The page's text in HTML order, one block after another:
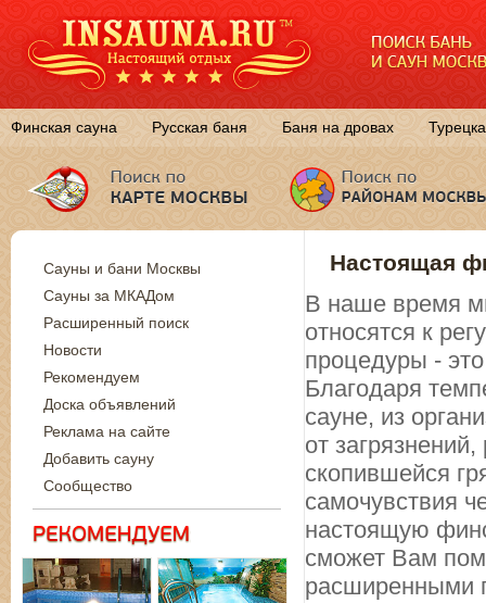
Финская сауна Русская баня Баня на дровах
Настоящая
В наше время
относятся к
процедуры -
Благодаря
сауне, из
от
скопившейся
самочувствия
настоящую
сможет Вам
расширенными
Сауны и бани Москвы
Сауны за МКАДом
Расширенный поиск
Новости
Рекомендуем
Доска объявлений
Реклама на сайте
Добавить сауну
Сообщество